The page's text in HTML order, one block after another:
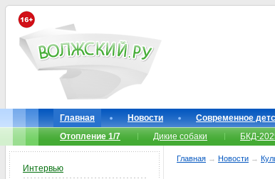
Главная Новости Современное
Отопление 1/7
Дикие собаки БКД-
Главная → Новости →
Интервью